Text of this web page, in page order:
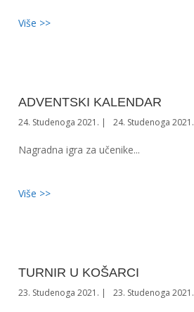
Više >>
ADVENTSKI KALENDAR
24. Studenoga 2021. 24. Studenoga 2021.
Nagradna igra za učenike...
Više >>
TURNIR U KOŠARCI
23. Studenoga 2021. 23. Studenoga 2021.